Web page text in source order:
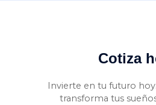
Cotiza
Invierte en tu futuro
transforma tus